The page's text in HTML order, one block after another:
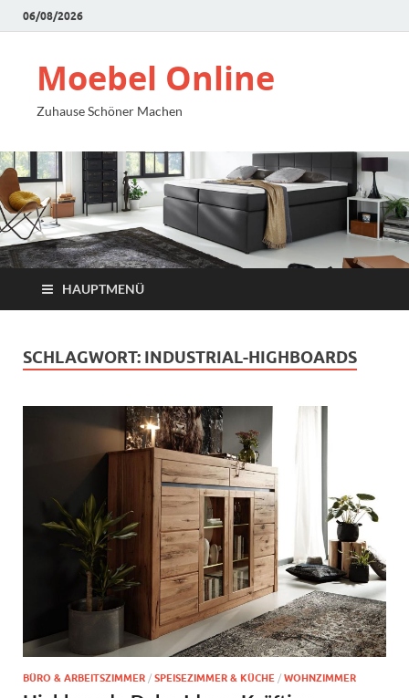
06/08/2026
Moebel Online
Zuhause Schöner Machen
HAUPTMENÜ
SCHLAGWORT: INDUSTRIAL-HIGHBOARDS
BÜRO & ARBEITSZIMMER / SPEISEZIMMER & KÜCHE / WOHNZIMMER